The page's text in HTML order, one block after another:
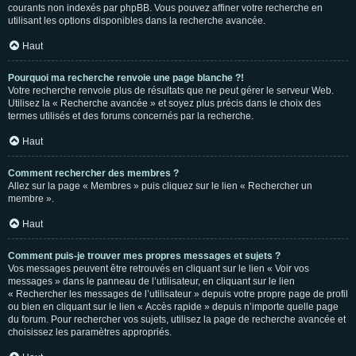
courants non indexés par phpBB. Vous pouvez affiner votre recherche en
utilisant les options disponibles dans la recherche avancée.
Haut
Pourquoi ma recherche renvoie une page blanche ?!
Votre recherche renvoie plus de résultats que ne peut gérer le serveur Web.
Utilisez la « Recherche avancée » et soyez plus précis dans le choix des
termes utilisés et des forums concernés par la recherche.
Haut
Comment rechercher des membres ?
Allez sur la page « Membres » puis cliquez sur le lien « Rechercher un
membre ».
Haut
Comment puis-je trouver mes propres messages et sujets ?
Vos messages peuvent être retrouvés en cliquant sur le lien « Voir vos
messages » dans le panneau de l’utilisateur, en cliquant sur le lien
« Rechercher les messages de l’utilisateur » depuis votre propre page de profil
ou bien en cliquant sur le lien « Accès rapide » depuis n’importe quelle page
du forum. Pour rechercher vos sujets, utilisez la page de recherche avancée et
choisissez les paramètres appropriés.